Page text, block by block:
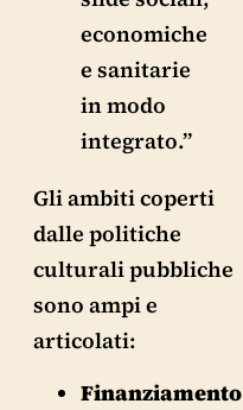
economiche
e sanitarie
in modo
integrato.”
Gli ambiti coperti
dalle politiche
culturali pubbliche
sono ampi e
articolati:
Finanziamento